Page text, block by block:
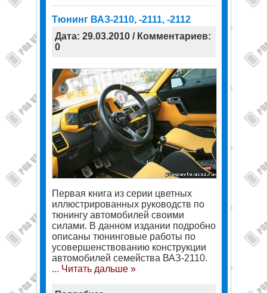
Тюнинг ВАЗ-2110, -2111, -2112
Дата: 29.03.2010 / Комментариев:
0
Первая книга из серии цветных
иллюстрированных руководств по
тюнингу автомобилей своими
силами. В данном издании подробно
описаны тюнинговые работы по
усовершенствованию конструкции
автомобилей семейства ВАЗ-2110.
... Читать дальше »